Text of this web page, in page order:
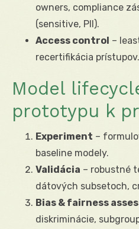
owners, compliance
(sensitive, PII).
Access control –
recertifikácia prístupov.
Model
prototypu k
Experiment –
baseline modely.
Validácia – robustné
dátových subsetoch,
Bias & fairness
diskriminácie,